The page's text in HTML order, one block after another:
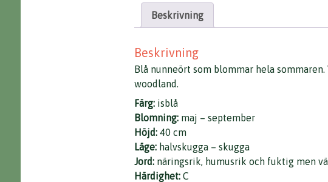
Beskrivning
Beskrivning
Blå nunneört som blommar hela
woodland.
Färg: isblå
Blomning: maj – september
Höjd: 40 cm
Läge: halvskugga – skugga
Jord: näringsrik, humusrik och fuktig men
Härdighet: C